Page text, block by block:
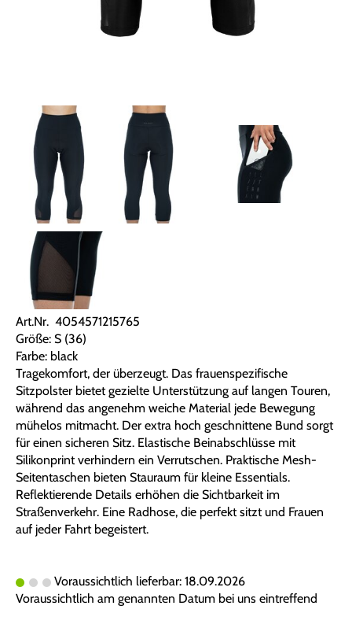
Art.Nr. 4054571215765
Größe: S (36)
Farbe: black
Tragekomfort, der überzeugt. Das frauenspezifische
Sitzpolster bietet gezielte Unterstützung auf langen Touren,
während das angenehm weiche Material jede Bewegung
mühelos mitmacht. Der extra hoch geschnittene Bund sorgt
für einen sicheren Sitz. Elastische Beinabschlüsse mit
Silikonprint verhindern ein Verrutschen. Praktische Mesh-
Seitentaschen bieten Stauraum für kleine Essentials.
Reflektierende Details erhöhen die Sichtbarkeit im
Straßenverkehr. Eine Radhose, die perfekt sitzt und Frauen
auf jeder Fahrt begeistert.
Voraussichtlich lieferbar: 18.09.2026
Voraussichtlich am genannten Datum bei uns eintreffend